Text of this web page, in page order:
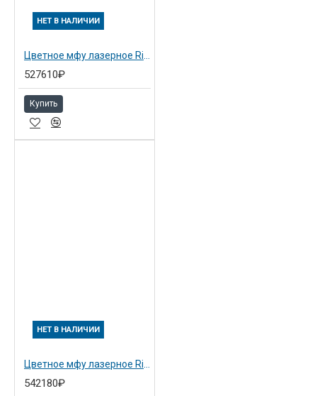
НЕТ В НАЛИЧИИ
527610₽
Купить
НЕТ В НАЛИЧИИ
542180₽